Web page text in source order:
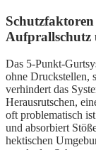
Aufprallschutz
Das 5-Punkt-
ohne Druckstellen,
verhindert das
Herausrutschen,
oft problematisch
und absorbiert
hektischen